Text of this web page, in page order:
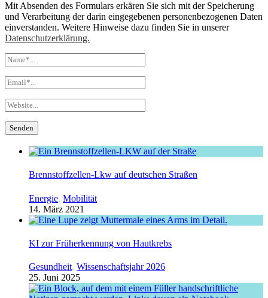
Mit Absenden des Formulars erkären Sie sich mit der Speicherung
und Verarbeitung der darin eingegebenen personenbezogenen Daten
einverstanden. Weitere Hinweise dazu finden Sie in unserer
Datenschutzerklärung.
Brennstoffzellen-Lkw auf deutschen Straßen
Energie, Mobilität
14. März 2021
KI zur Früherkennung von Hautkrebs
Gesundheit, Wissenschaftsjahr 2026
25. Juni 2025